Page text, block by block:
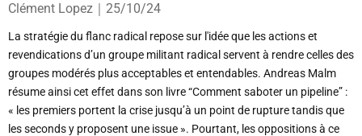
Clément Lopez ｜ 25/10/24
La stratégie du flanc radical repose sur l'idée que les actions et
revendications d’un groupe militant radical servent à rendre celles des
groupes modérés plus acceptables et entendables. Andreas Malm
résume ainsi cet effet dans son livre “Comment saboter un pipeline” :
« les premiers portent la crise jusqu’à un point de rupture tandis que
les seconds y proposent une issue ». Pourtant, les oppositions à ce